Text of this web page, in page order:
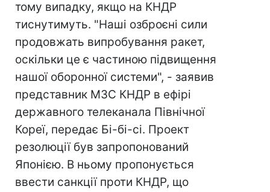
тому випадку, якщо на КНДР
тиснутимуть. "Наші озброєні сили
продовжать випробування ракет,
оскільки це є частиною підвищення
нашої оборонної системи", - заявив
представник МЗС КНДР в ефірі
державного телеканала Північної
Кореї, передає Бі-бі-сі. Проект
резолюції був запропонований
Японією. В ньому пропонується
ввести санкції проти КНДР, що